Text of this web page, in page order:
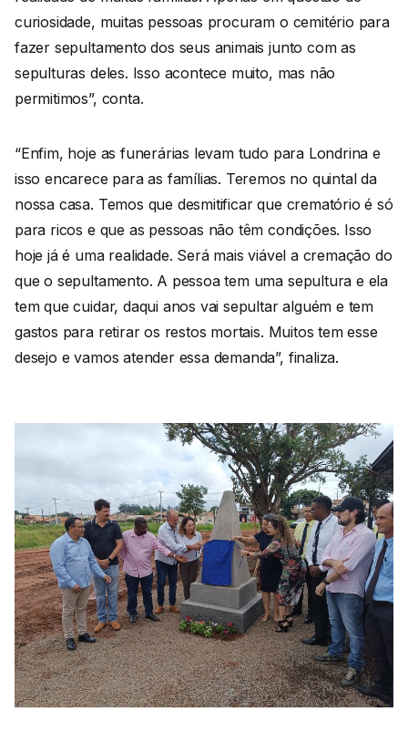
curiosidade, muitas pessoas procuram o cemitério para
fazer sepultamento dos seus animais junto com as
sepulturas deles. Isso acontece muito, mas não
permitimos”, conta.
“Enfim, hoje as funerárias levam tudo para Londrina e
isso encarece para as famílias. Teremos no quintal da
nossa casa. Temos que desmitificar que crematório é só
para ricos e que as pessoas não têm condições. Isso
hoje já é uma realidade. Será mais viável a cremação do
que o sepultamento. A pessoa tem uma sepultura e ela
tem que cuidar, daqui anos vai sepultar alguém e tem
gastos para retirar os restos mortais. Muitos tem esse
desejo e vamos atender essa demanda”, finaliza.